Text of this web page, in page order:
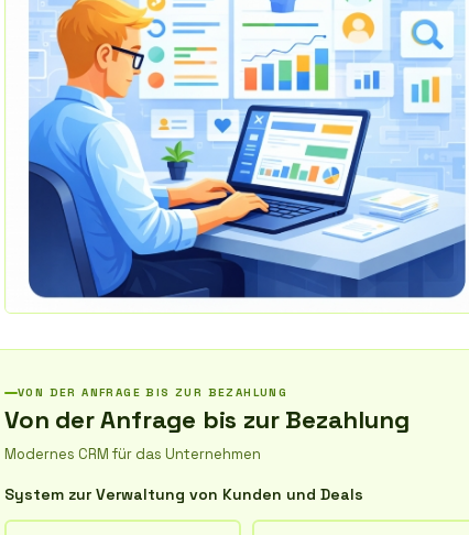
VON DER ANFRAGE BIS ZUR BEZAHLUNG
Von der Anfrage bis zur Bezahlung
Modernes CRM für das Unternehmen
System zur Verwaltung von Kunden und Deals